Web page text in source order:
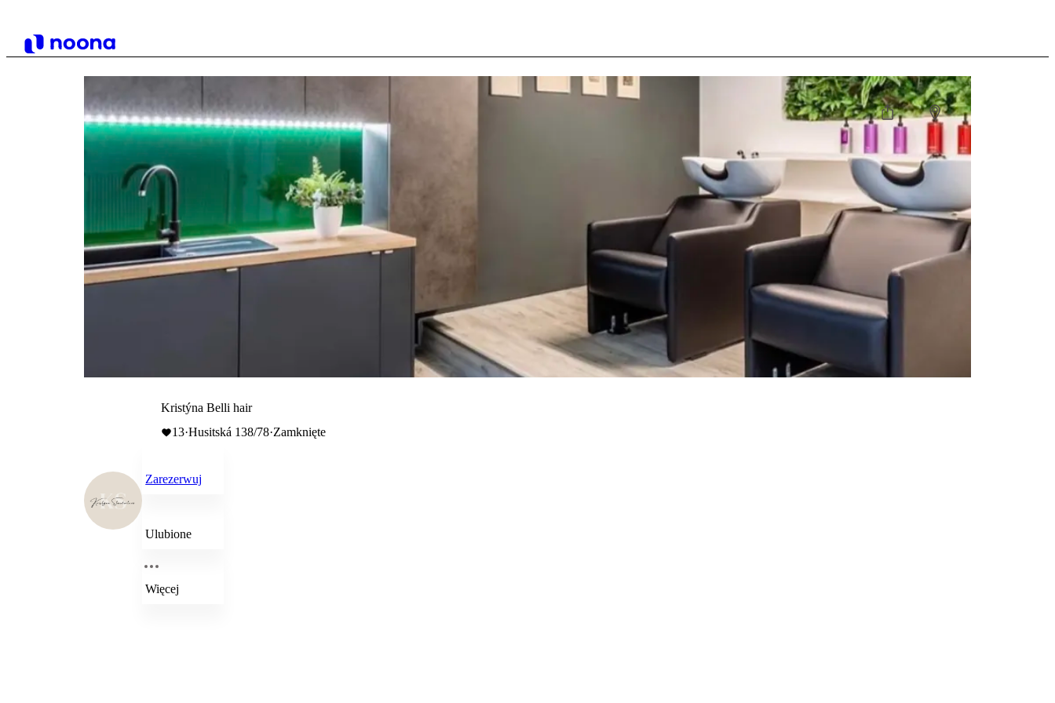
Kristýna Belli hair
13·Husitská 138/78·Zamknięte
Zarezerwuj
Ulubione
Więcej